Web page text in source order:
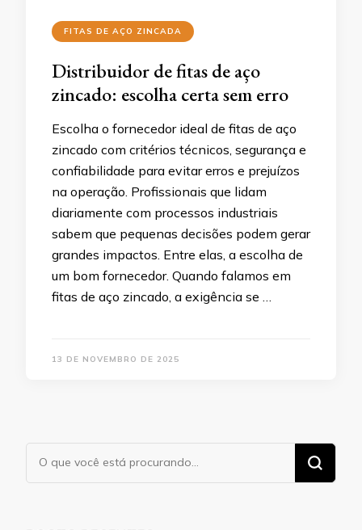
FITAS DE AÇO ZINCADA
Distribuidor de fitas de aço
zincado: escolha certa sem erro
Escolha o fornecedor ideal de fitas de aço
zincado com critérios técnicos, segurança e
confiabilidade para evitar erros e prejuízos
na operação. Profissionais que lidam
diariamente com processos industriais
sabem que pequenas decisões podem gerar
grandes impactos. Entre elas, a escolha de
um bom fornecedor. Quando falamos em
fitas de aço zincado, a exigência se …
13 DE NOVEMBRO DE 2025
Procurando
algo?